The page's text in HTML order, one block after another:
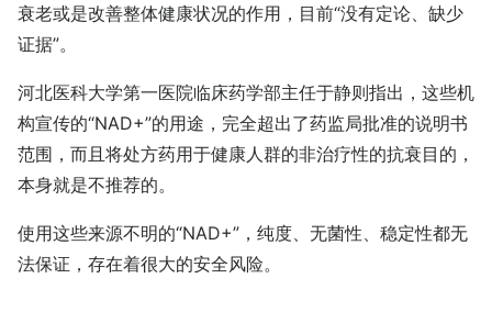
衰老或是改善整体健康状况的作用，目前“没有定论、缺少
证据”。
河北医科大学第一医院临床药学部主任于静则指出，这些机
构宣传的“NAD+”的用途，完全超出了药监局批准的说明书
范围，而且将处方药用于健康人群的非治疗性的抗衰目的，
本身就是不推荐的。
使用这些来源不明的“NAD+”，纯度、无菌性、稳定性都无
法保证，存在着很大的安全风险。